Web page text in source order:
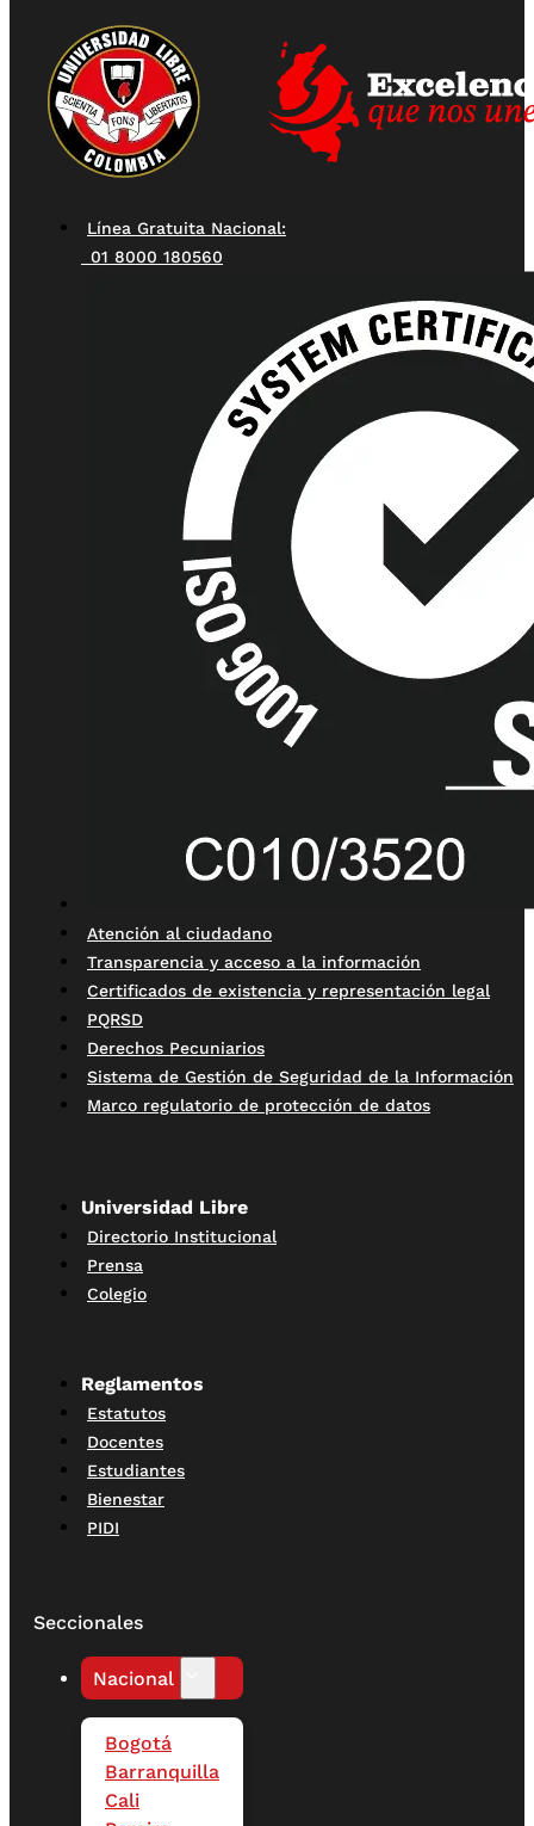
Línea Gratuita Nacional:
01 8000 180560
Atención al ciudadano
Transparencia y acceso a la información
Certificados de existencia y representación legal
PQRSD
Derechos Pecuniarios
Sistema de Gestión de Seguridad de la Información
Marco regulatorio de protección de datos
Universidad Libre
Directorio Institucional
Prensa
Colegio
Reglamentos
Estatutos
Docentes
Estudiantes
Bienestar
PIDI
Seccionales
Nacional
Bogotá
Barranquilla
Cali